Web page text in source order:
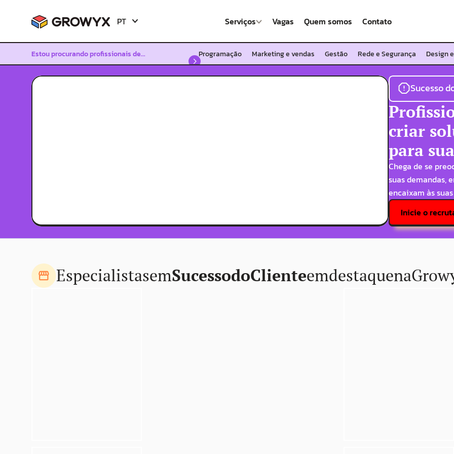
PT
EN
ES
ES
Serviços Vagas Quem somos Contato
Estou procurando profissionais de... Programação Marketing e vendas Gestão Rede e Segurança Design
Sucesso
criar
para
Chega de se
suas demandas,
encaixam às
Inicie o
EspecialistasemSucessodoClienteemdestaquena